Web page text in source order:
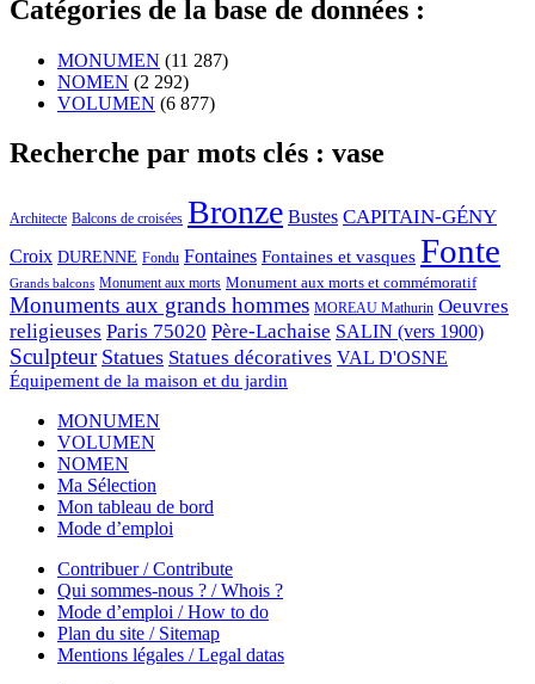
Catégories de la base de données :
MONUMEN (11 287)
NOMEN (2 292)
VOLUMEN (6 877)
Recherche par mots clés : vase
Architecte Balcons de croisées Bronze Bustes CAPITAIN-GÉNY
Croix DURENNE Fondu Fontaines Fontaines et vasques Fonte
Grands balcons Monument aux morts Monument aux morts et commémoratif
Monuments aux grands hommes MOREAU Mathurin Oeuvres
religieuses Paris 75020 Père-Lachaise SALIN (vers 1900)
Sculpteur Statues Statues décoratives VAL D'OSNE
Équipement de la maison et du jardin
MONUMEN
VOLUMEN
NOMEN
Ma Sélection
Mon tableau de bord
Mode d’emploi
Contribuer / Contribute
Qui sommes-nous ? / Whois ?
Mode d’emploi / How to do
Plan du site / Sitemap
Mentions légales / Legal datas